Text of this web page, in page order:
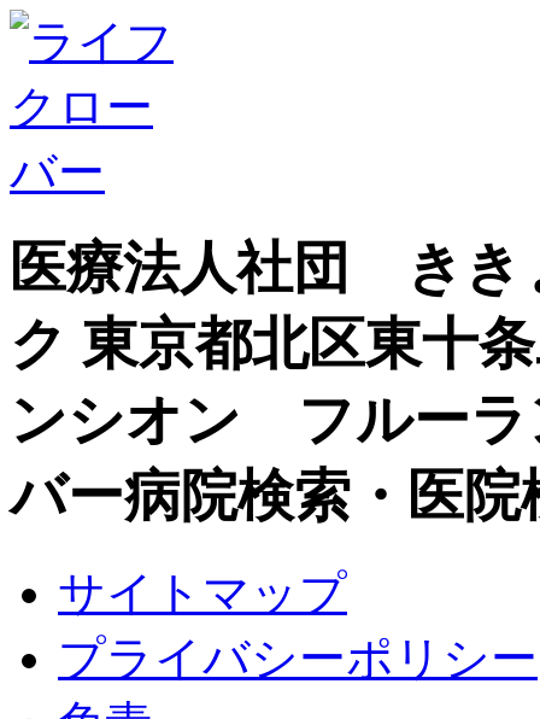
医療法人社団 き
ク 東京都北区東十
ンシオン フルーラ
バー病院検索・医院
サイトマップ
プライバシーポリシー